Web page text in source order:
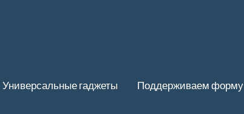
Универсальные гаджеты Поддерживаем форму